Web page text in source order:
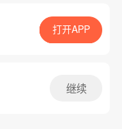
App免费看
打开APP
继续